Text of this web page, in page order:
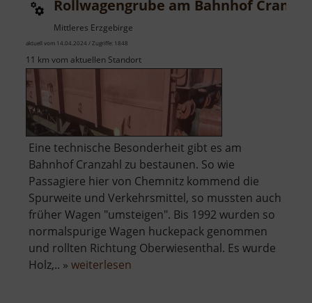
Rollwagengrube am Bahnhof
Mittleres Erzgebirge
aktuell vom 14.04.2024 / Zugriffe: 1848
11 km vom aktuellen Standort
Eine technische Besonderheit gibt es am
Bahnhof Cranzahl zu bestaunen. So wie
Passagiere hier von Chemnitz kommend die
Spurweite und Verkehrsmittel, so mussten auch
früher Wagen "umsteigen". Bis 1992 wurden so
normalspurige Wagen huckepack genommen
und rollten Richtung Oberwiesenthal. Es wurde
Holz,.. » weiterlesen